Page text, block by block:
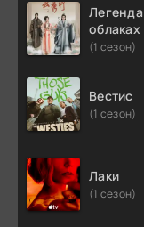
облаках
(1 сезон)
Вестис
(1 сезон)
Лаки
(1 сезон)